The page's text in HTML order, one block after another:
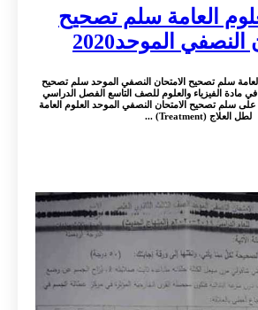
العامة سلم تصحيح
النصفي الموحد2020
العامة سلم تصحيح الامتحان النصفي الموحد سلم تصحيح
في مادة الفيزياء والعلوم للصف التاسع الفصل الدراسي
على سلم تصحيح الامتحان النصفي الموحد العلوم العامة
لطل العلاج (Treatment) ...